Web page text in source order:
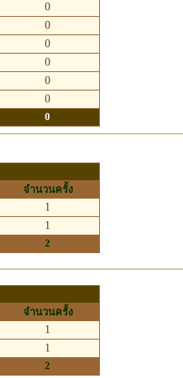
0
0
0
0
0
0
0
จำนวนครั้ง
1
1
2
จำนวนครั้ง
1
1
2